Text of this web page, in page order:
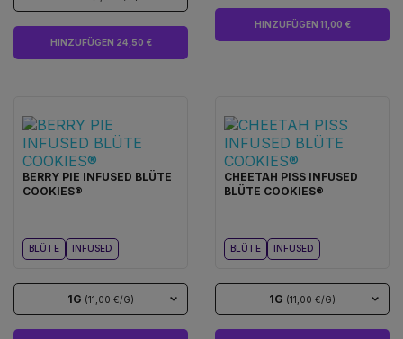
HINZUFÜGEN 24,50 €
HINZUFÜGEN 11,00 €
BERRY PIE INFUSED BLÜTE
COOKIES®
BLÜTE INFUSED
1G (11,00 €/G)
CHEETAH PISS INFUSED
BLÜTE COOKIES®
BLÜTE INFUSED
1G (11,00 €/G)